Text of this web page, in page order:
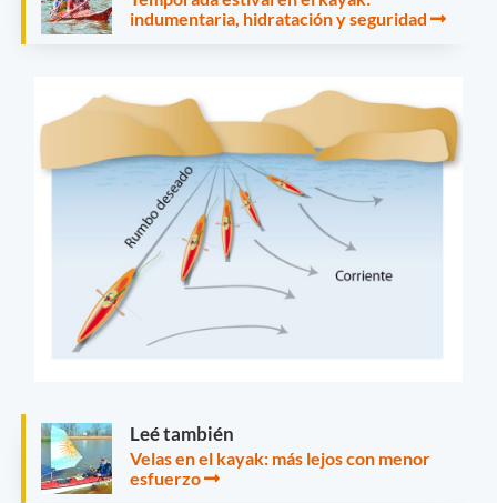
indumentaria, hidratación y seguridad
Leé también
Velas en el kayak: más lejos con menor
esfuerzo